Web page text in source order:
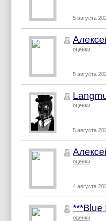
5 августа
оценки
5 августа
оценки
5 августа
оценки
4 августа
***Blue
оценки